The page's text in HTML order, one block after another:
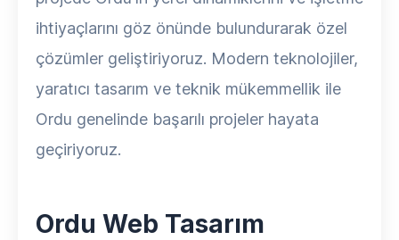
ihtiyaçlarını göz önünde bulundurarak özel
çözümler geliştiriyoruz. Modern teknolojiler,
yaratıcı tasarım ve teknik mükemmellik ile
Ordu genelinde başarılı projeler hayata
geçiriyoruz.
Ordu Web Tasarım